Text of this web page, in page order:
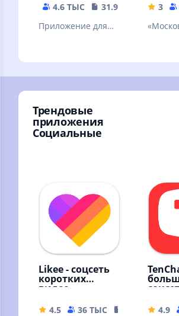
4.6 ТЫС
31.92 MB
Приложение для
3
Трендовые
приложения
Социальные
Likee - соцсеть
коротких
видео
4.5 36 ТЫС
91.03 MB4.9